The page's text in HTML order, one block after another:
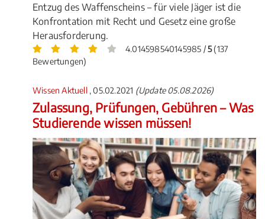
Entzug des Waffenscheins – für viele Jäger ist die
Konfrontation mit Recht und Gesetz eine große
Herausforderung.
4.014598540145985 /5(137
Bewertungen)
Wissen Aktuell , 05.02.2021 (Update 05.08.2026)
Zulassung, Prüfungen, Gebühren – Was
Studierende wissen müssen!